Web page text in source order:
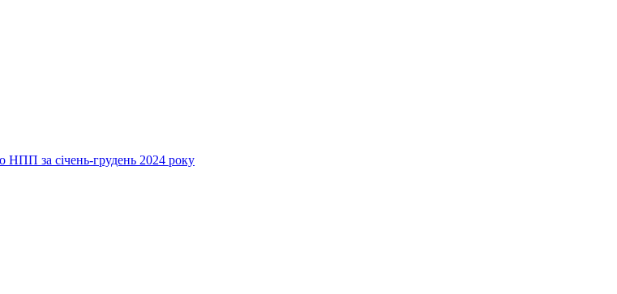
НПП за січень-грудень 2024 року